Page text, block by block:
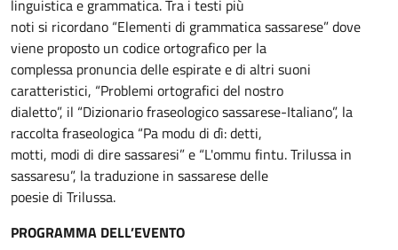
linguistica e grammatica. Tra i testi più
noti si ricordano “Elementi di grammatica sassarese” dove
viene proposto un codice ortografico per la
complessa pronuncia delle espirate e di altri suoni
caratteristici, “Problemi ortografici del nostro
dialetto”, il “Dizionario fraseologico sassarese-Italiano”, la
raccolta fraseologica “Pa modu di dì: detti,
motti, modi di dire sassaresi” e “L'ommu fintu. Trilussa in
sassaresu”, la traduzione in sassarese delle
poesie di Trilussa.
PROGRAMMA DELL’EVENTO